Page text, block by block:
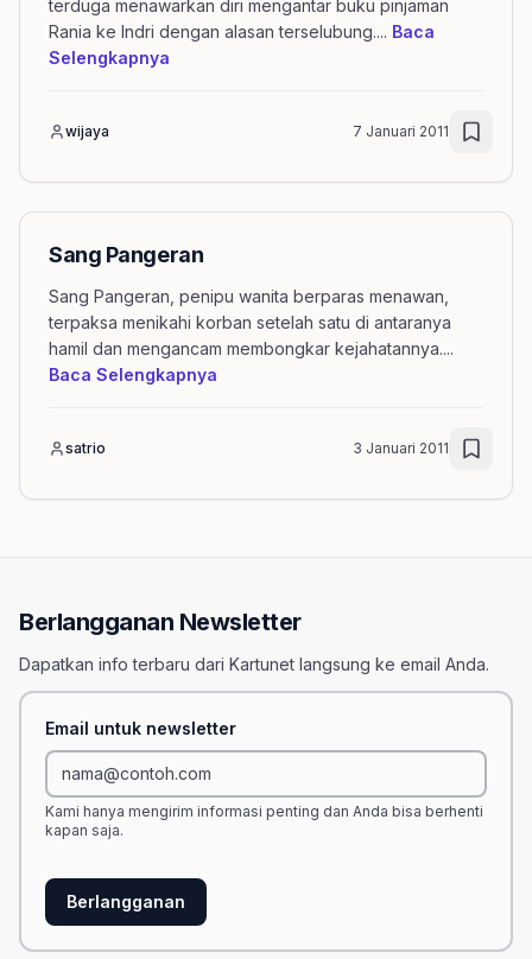
terduga menawarkan diri mengantar buku pinjaman
Rania ke Indri dengan alasan terselubung.... Baca
Selengkapnya
wijaya 7 Januari 2011
Sang Pangeran
Sang Pangeran, penipu wanita berparas menawan,
terpaksa menikahi korban setelah satu di antaranya
hamil dan mengancam membongkar kejahatannya....
Baca Selengkapnya
satrio 3 Januari 2011
Berlangganan Newsletter
Dapatkan info terbaru dari Kartunet langsung ke email Anda.
Email untuk newsletter
Kami hanya mengirim informasi penting dan Anda bisa berhenti
kapan saja.
Berlangganan